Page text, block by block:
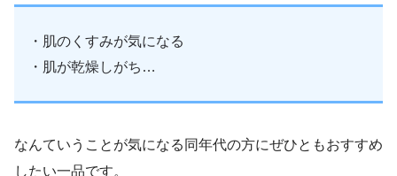
・肌のくすみが気になる
・肌が乾燥しがち…
なんていうことが気になる同年代の方にぜひともおすすめ
したい一品です。